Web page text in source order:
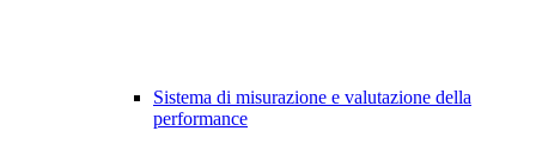
Sistema di misurazione e valutazione della
performance